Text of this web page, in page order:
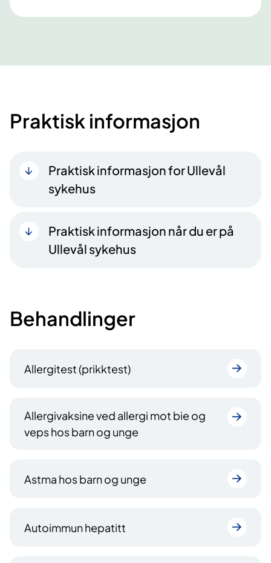
Praktisk informasjon
Praktisk informasjon for Ullevål
sykehus
Praktisk informasjon når du er på
Ullevål sykehus
Behandlinger
Allergitest (prikktest)
Allergivaksine ved allergi mot bie og
veps hos barn og unge
Astma hos barn og unge
Autoimmun hepatitt